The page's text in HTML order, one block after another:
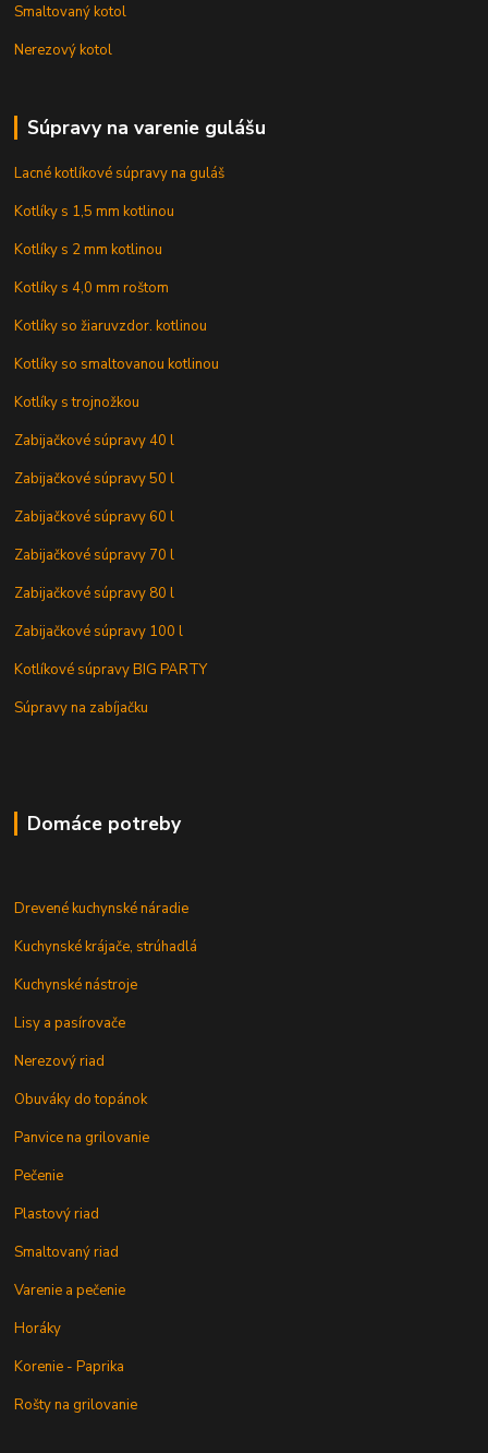
Smaltovaný kotol
Nerezový kotol
Súpravy na varenie gulášu
Lacné kotlíkové súpravy na guláš
Kotlíky s 1,5 mm kotlinou
Kotlíky s 2 mm kotlinou
Kotlíky s 4,0 mm roštom
Kotlíky so žiaruvzdor. kotlinou
Kotlíky so smaltovanou kotlinou
Kotlíky s trojnožkou
Zabijačkové súpravy 40 l
Zabijačkové súpravy 50 l
Zabijačkové súpravy 60 l
Zabijačkové súpravy 70 l
Zabijačkové súpravy 80 l
Zabijačkové súpravy 100 l
Kotlíkové súpravy BIG PARTY
Súpravy na zabíjačku
Domáce potreby
Drevené kuchynské náradie
Kuchynské krájače, strúhadlá
Kuchynské nástroje
Lisy a pasírovače
Nerezový riad
Obuváky do topánok
Panvice na grilovanie
Pečenie
Plastový riad
Smaltovaný riad
Varenie a pečenie
Horáky
Korenie - Paprika
Rošty na grilovanie